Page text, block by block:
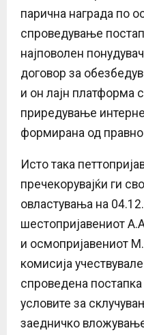
парична награда по
спроведување
најповолен
договор за
и он лајн платформа
приредување
формирана од
Исто така
пречекорувајќи ги
овластувања на
шестопријавениот
и осмопријавениот
комисија
спроведена
условите за
заедничко